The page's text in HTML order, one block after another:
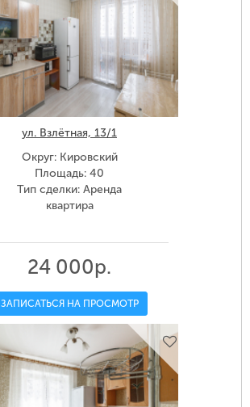
ул. Взлётная, 13/1
Округ: Кировский
Площадь: 40
Тип сделки: Аренда
квартира
24 000р.
ЗАПИСАТЬСЯ НА ПРОСМОТР